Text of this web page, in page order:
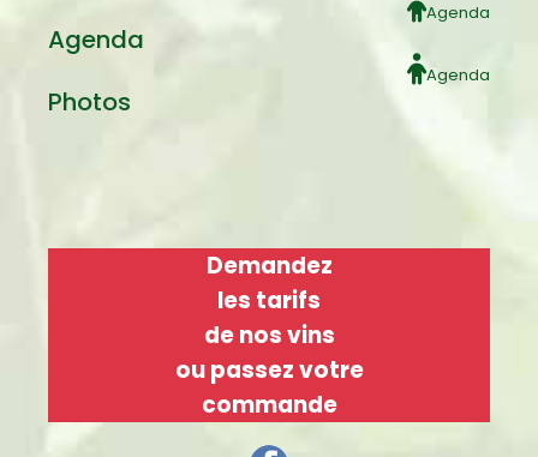
Agenda
Agenda
Agenda
Photos
Demandez
les tarifs
de nos vins
ou passez votre
commande